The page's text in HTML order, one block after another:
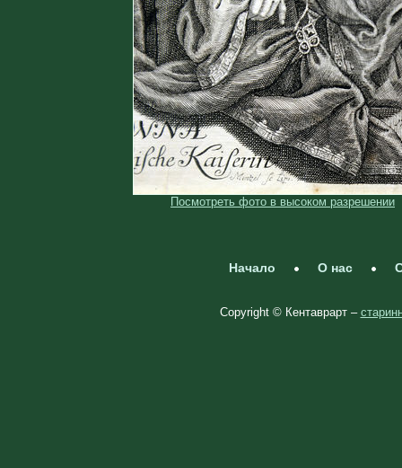
Посмотреть фото в высоком разрешении
Начало О нас
Copyright © Кентаврарт –